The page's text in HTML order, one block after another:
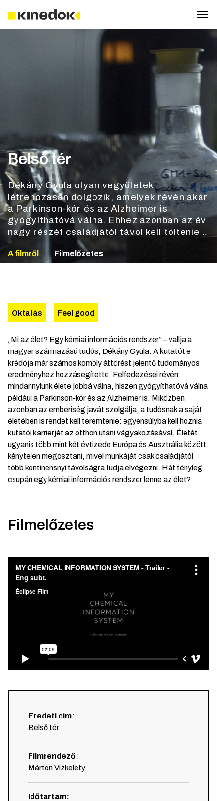
Belső tér
Dékány Gyula olyan vegyületek
létrehozásán dolgozik, amelyek révén akár
a Parkinson-kór és az Alzheimer is
gyógyíthatóvá válna. Ehhez azonban az év
nagy részét családjától távol kell töltenie,
hogy minden energiáját a kutatásra
koncentrálhassa. De vajon egyenúlyt lehet-
A filmről Filmelőzetes
Oktatás Feel good
„Mi az élet? Egy kémiai információs rendszer” – vallja a
magyar származású tudós, Dékány Gyula. A kutatót e
krédója már számos komoly áttörést jelentő tudományos
eredményhez hozzásegítette. Felfedezései révén
mindannyiunk élete jobbá válna, hiszen gyógyíthatóvá válna
például a Parkinson-kór és az Alzheimer is. Miközben
azonban az emberiség javát szolgálja, a tudósnak a saját
életében is rendet kell teremtenie: egyensúlyba kell hoznia
kutatói karrierjét az otthon utáni vágyakozásával. Életét
ugyanis több mint két évtizede Európa és Ausztrália között
kénytelen megosztani, mivel munkáját csak családjától
több kontinensnyi távolságra tudja elvégezni. Hát tényleg
csupán egy kémiai információs rendszer lenne az élet?
Filmelőzetes
Eredeti cím:
Belső tér
Filmrendező:
Márton Vizkelety
Időtartam: